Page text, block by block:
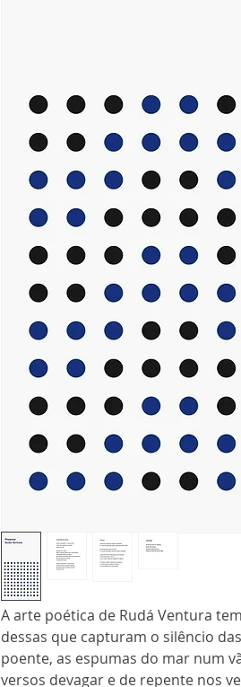
A arte poética de Rudá Ventura
dessas que capturam o silêncio
poente, as espumas do mar num
versos devagar e de repente nos